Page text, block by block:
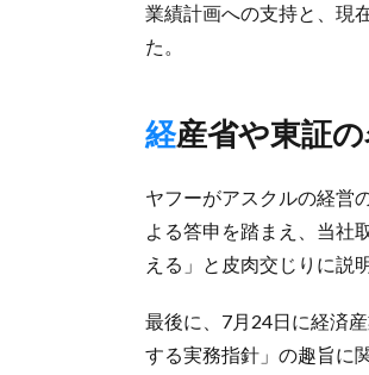
業績計画への支持と、現
た。
経産省や東証
ヤフーがアスクルの経営
よる答申を踏まえ、当社
える」と皮肉交じりに説
最後に、7月24日に経済
する実務指針」の趣旨に